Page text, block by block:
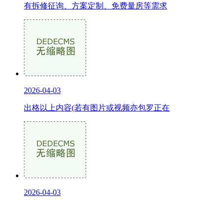
有拆修征询、方案定制、免费量房等需求
2026-04-03
出格以上内容(若有图片或视频亦包罗正在
2026-04-03